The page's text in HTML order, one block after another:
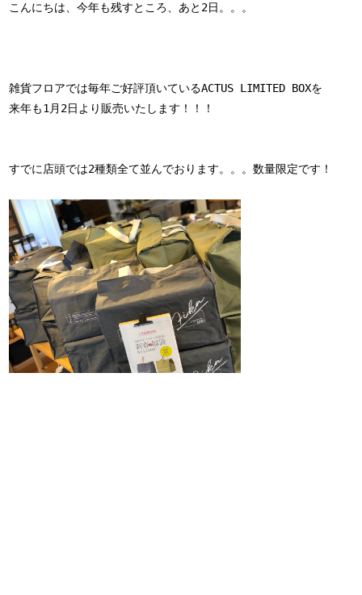
こんにちは、今年も残すところ、あと2日。。。
雑貨フロアでは毎年ご好評頂いているACTUS LIMITED BOXを
来年も1月2日より販売いたします！！！
すでに店頭では2種類全て並んでおります。。。数量限定です！